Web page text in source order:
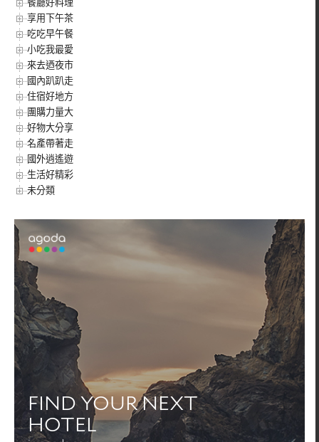
餐廳好料理
享用下午茶
吃吃早午餐
小吃我最愛
來去迺夜市
國內趴趴走
住宿好地方
團購力量大
好物大分享
名產帶著走
國外逍遙遊
生活好精彩
未分類